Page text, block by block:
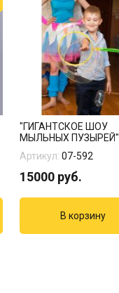
"ГИГАНТСКОЕ ШОУ
МЫЛЬНЫХ ПУЗЫРЕЙ"
Артикул: 07-592
15000 руб.